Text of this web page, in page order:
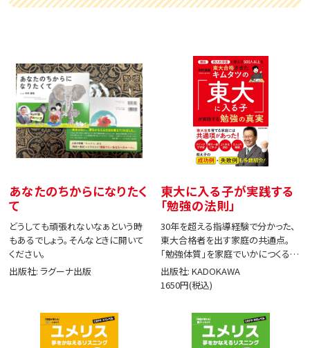
あなたのちからになりたく
て
どうしても頑張れないなぁという時
もあるでしょう。そんなときに開いて
ください。
出版社: ラグーナ出版
東大に入る子が実践する
「勉強の法則」
30年を超える指導経験で分かった、
東大合格者を出す家庭の共通点。
「勉強体質」を家庭でいかにつくる
か。
出版社: KADOKAWA
1650円(税込)